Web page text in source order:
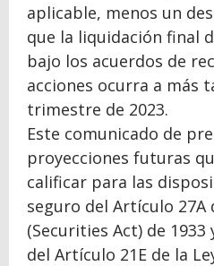
aplicable, menos un
que la liquidación final
bajo los acuerdos de
acciones ocurra a más
trimestre de 2023.
Este comunicado de
proyecciones futuras
calificar para las
seguro del Artículo 27A
(Securities Act) de 1933
del Artículo 21E de la